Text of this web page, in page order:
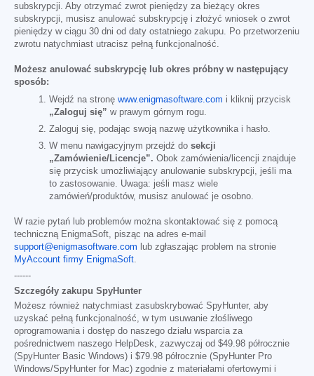
subskrypcji. Aby otrzymać zwrot pieniędzy za bieżący okres
subskrypcji, musisz anulować subskrypcję i złożyć wniosek o zwrot
pieniędzy w ciągu 30 dni od daty ostatniego zakupu. Po przetworzeniu
zwrotu natychmiast utracisz pełną funkcjonalność.
Możesz anulować subskrypcję lub okres próbny w następujący
sposób:
Wejdź na stronę www.enigmasoftware.com i kliknij przycisk
„Zaloguj się” w prawym górnym rogu.
Zaloguj się, podając swoją nazwę użytkownika i hasło.
W menu nawigacyjnym przejdź do sekcji
„Zamówienie/Licencje”. Obok zamówienia/licencji znajduje
się przycisk umożliwiający anulowanie subskrypcji, jeśli ma
to zastosowanie. Uwaga: jeśli masz wiele
zamówień/produktów, musisz anulować je osobno.
W razie pytań lub problemów można skontaktować się z pomocą
techniczną EnigmaSoft, pisząc na adres e-mail
support@enigmasoftware.com lub zgłaszając problem na stronie
MyAccount firmy EnigmaSoft.
------
Szczegóły zakupu SpyHunter
Możesz również natychmiast zasubskrybować SpyHunter, aby
uzyskać pełną funkcjonalność, w tym usuwanie złośliwego
oprogramowania i dostęp do naszego działu wsparcia za
pośrednictwem naszego HelpDesk, zazwyczaj od $49.98 półrocznie
(SpyHunter Basic Windows) i $79.98 półrocznie (SpyHunter Pro
Windows/SpyHunter for Mac) zgodnie z materiałami ofertowymi i